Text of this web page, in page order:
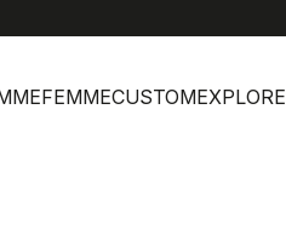
FEMMECUSTOMEXPLORE